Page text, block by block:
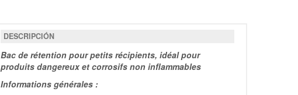
DESCRIPCIÓN
Bac de rétention pour petits récipients, idéal pour
produits dangereux et corrosifs non inflammables
Informations générales :